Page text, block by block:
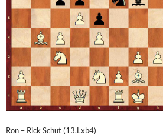
Ron – Rick Schut (13.Lxb4)